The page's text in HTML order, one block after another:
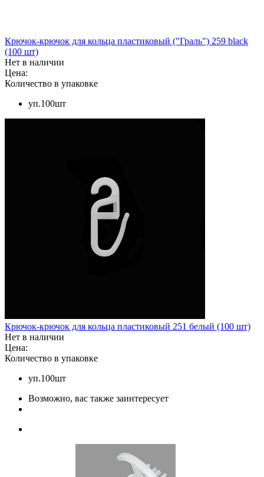
Крючок-крючок для кольца пластиковый ("Граль") 259 black
(100 шт)
Нет в наличии
Цена:
Количество в упаковке
уп.100шт
Крючок-крючок для кольца пластиковый 251 белый (100 шт)
Нет в наличии
Цена:
Количество в упаковке
уп.100шт
Возможно, вас также заинтересует